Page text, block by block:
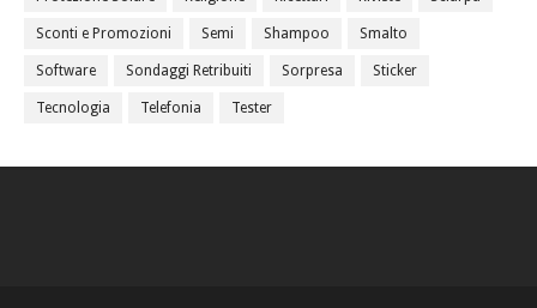
Sconti e Promozioni Semi Shampoo Smalto
Software Sondaggi Retribuiti Sorpresa Sticker
Tecnologia Telefonia Tester